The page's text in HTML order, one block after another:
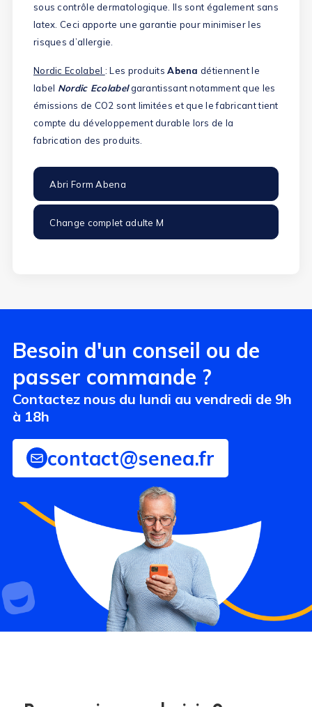
sous contrôle dermatologique. Ils sont également sans
latex. Ceci apporte une garantie pour minimiser les
risques d’allergie.
Nordic Ecolabel : Les produitsAbena détiennent le
label Nordic Ecolabelgarantissant notamment que les
émissions de CO2 sont limitées et que le fabricant tient
compte du développement durable lors de la
fabrication des produits.
Abri Form Abena
Change complet adulte M
Besoin d'un conseil ou de
passer commande ?
Contactez nous du lundi au vendredi de 9h
à 18h
contact@senea.fr